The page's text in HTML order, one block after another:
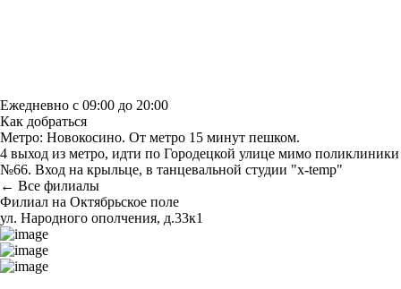
Ежедневно с 09:00 до 20:00
Как добраться
Метро: Новокосино. От метро 15 минут пешком.
4 выход из метро, идти по Городецкой улице мимо поликлиники
№66. Вход на крыльце, в танцевальной студии "x-temp"
← Все филиалы
Филиал на Октябрьское поле
ул. Народного ополчения, д.33к1